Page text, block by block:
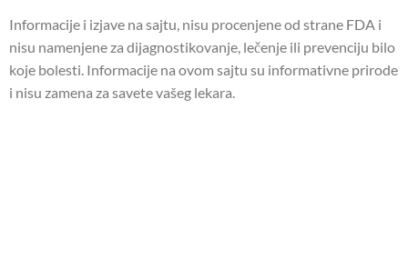
Informacije i izjave na sajtu, nisu procenjene od strane FDA i
nisu namenjene za dijagnostikovanje, lečenje ili prevenciju bilo
koje bolesti. Informacije na ovom sajtu su informativne prirode
i nisu zamena za savete vašeg lekara.